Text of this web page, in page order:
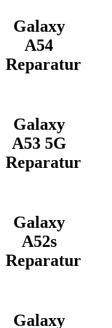
Galaxy
A54
Reparatur
Galaxy
A53 5G
Reparatur
Galaxy
A52s
Reparatur
Galaxy